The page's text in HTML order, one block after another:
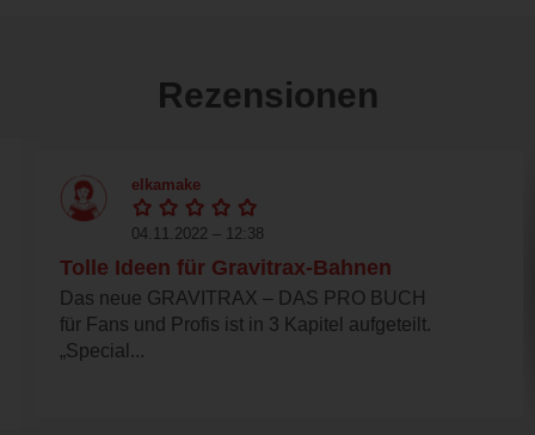
Rezensionen
elkamake
04.11.2022 – 12:38
Tolle Ideen für Gravitrax-Bahnen
Das neue GRAVITRAX – DAS PRO BUCH
für Fans und Profis ist in 3 Kapitel aufgeteilt.
„Special...